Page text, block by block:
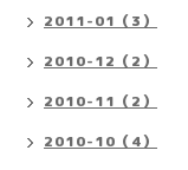
2011-01（3）
2010-12（2）
2010-11（2）
2010-10（4）